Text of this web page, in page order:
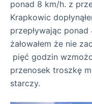
ponad 8 km/h. z
Krapkowic
przepływając
żałowałem że nie
pięć godzin
przenosek troszkę
starczy.